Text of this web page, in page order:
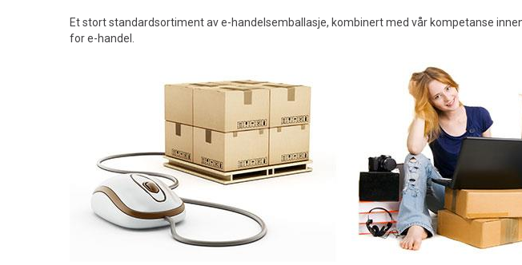
Et stort standardsortiment av e-handelsemballasje, kombinert med vår kompetanse
for e-handel.